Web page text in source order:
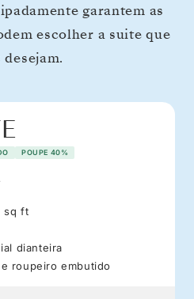
garantem as
escolher a suite que
desejam.
POUPE 40%
sq ft
dianteira
roupeiro embutido